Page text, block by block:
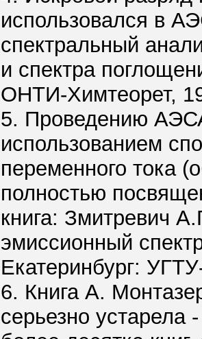
использовался в
спектральный
и спектра
ОНТИ-Химтеорет,
5. Проведению
использованием
переменного тока
полностью
книга: Змитревич
эмиссионный
Екатеринбург:
6. Книга А.
серьезно устарела